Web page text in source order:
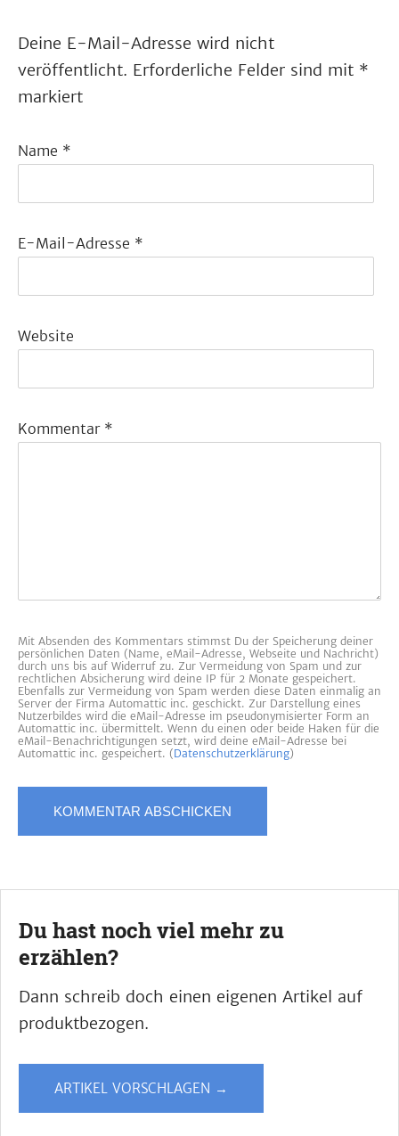
Deine E-Mail-Adresse wird nicht
veröffentlicht. Erforderliche Felder sind mit *
markiert
Name *
E-Mail-Adresse *
Website
Kommentar *
Mit Absenden des Kommentars stimmst Du der Speicherung deiner
persönlichen Daten (Name, eMail-Adresse, Webseite und Nachricht)
durch uns bis auf Widerruf zu. Zur Vermeidung von Spam und zur
rechtlichen Absicherung wird deine IP für 2 Monate gespeichert.
Ebenfalls zur Vermeidung von Spam werden diese Daten einmalig an
Server der Firma Automattic inc. geschickt. Zur Darstellung eines
Nutzerbildes wird die eMail-Adresse im pseudonymisierter Form an
Automattic inc. übermittelt. Wenn du einen oder beide Haken für die
eMail-Benachrichtigungen setzt, wird deine eMail-Adresse bei
Automattic inc. gespeichert. (Datenschutzerklärung)
Du hast noch viel mehr zu
erzählen?
Dann schreib doch einen eigenen Artikel auf
produktbezogen.
ARTIKEL VORSCHLAGEN →